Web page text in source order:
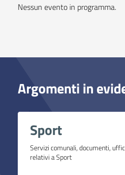
Nessun evento in programma.
Argomenti in
Sport
Servizi comunali, documenti,
relativi a Sport